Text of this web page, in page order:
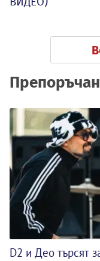
D2 и Део търсят